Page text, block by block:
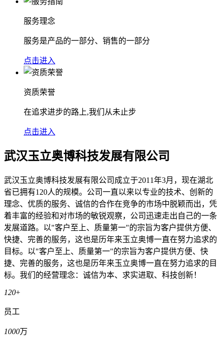
服务理念
服务是产品的一部分、销售的一部分
点击进入
资质荣誉
在追求进步的路上,我们从未止步
点击进入
武汉玉立奥博科技发展有限公司
武汉玉立奥博科技发展有限公司成立于2011年3月，现在湖北
省已拥有120人的规模。公司一直以来以专业的技术、创新的
理念、优质的服务、诚信的合作在竞争的市场中脱颖而出，凭
着丰富的经验和对市场的敏锐观察，公司迅速走出自己的一条
发展道路。以"客户至上、质量第一"的宗旨为客户提供方便、
快捷、完善的服务，这也是历年来玉立奥博一直在努力追求的
目标。以"客户至上、质量第一"的宗旨为客户提供方便、快
捷、完善的服务，这也是历年来玉立奥博一直在努力追求的目
标。我们的经营理念：诚信为本、求实进取、科技创新！
120+
员工
1000万